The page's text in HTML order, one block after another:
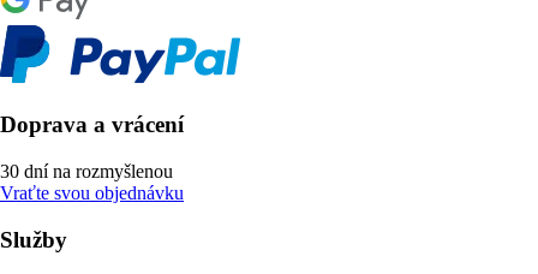
Doprava a vrácení
30 dní na rozmyšlenou
Vraťte svou objednávku
Služby